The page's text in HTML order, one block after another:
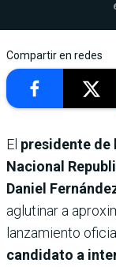
Compartir en redes
El presidente de
Nacional
Daniel
aglutinar a
lanzamiento
candidato a